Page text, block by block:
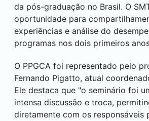
da pós-graduação no Brasil. O
oportunidade para
experiências e análise do
programas nos dois primeiros
O PPGCA foi representado pelo
Fernando Pigatto, atual
Ele destaca que "o seminário foi
intensa discussão e troca,
diretamente com os responsáveis